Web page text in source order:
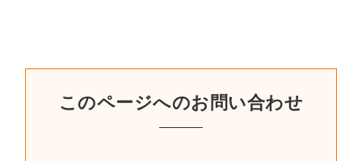
このページへのお問い合わせ